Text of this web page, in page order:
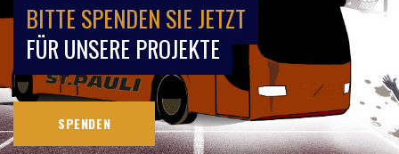
BITTE SPENDEN SIE JETZT
FÜR UNSERE PROJEKTE
SPENDEN